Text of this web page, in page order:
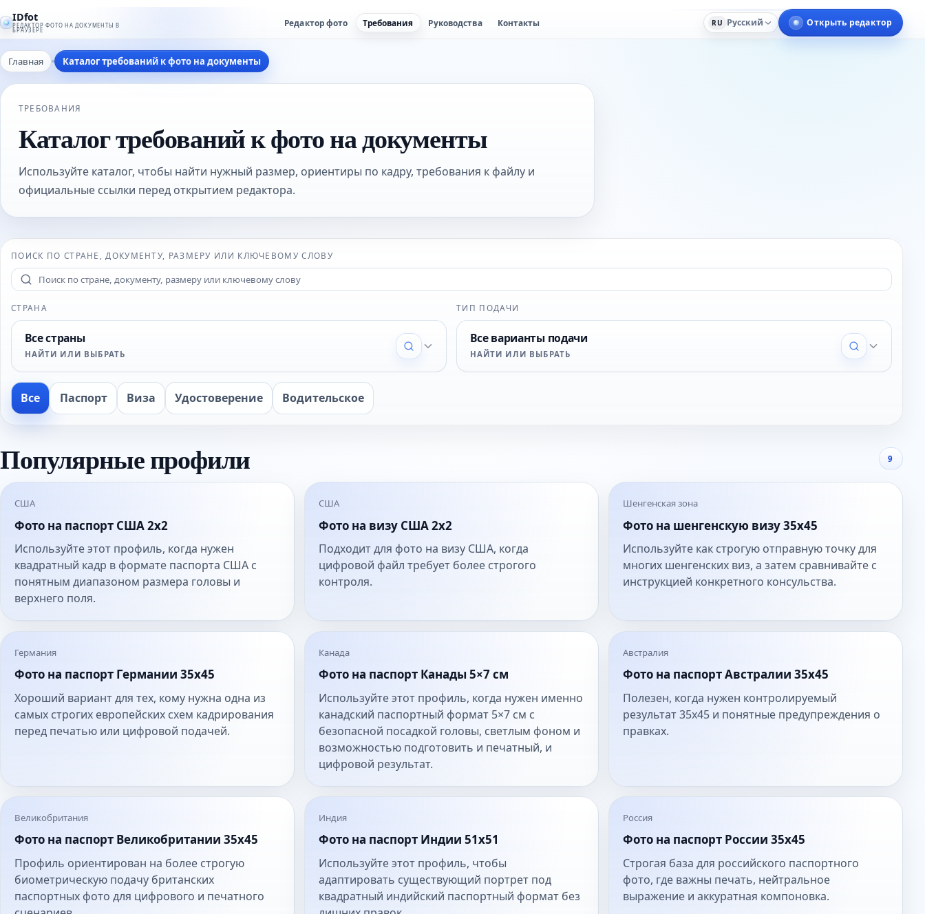
IDfot
РЕДАКТОР ФОТО НА ДОКУМЕНТЫ В
БРАУЗЕРЕ
Требования RU Русский
Главная Каталог требований к фото на документы
Каталог требований к фото на документы
Используйте каталог, чтобы найти нужный размер, ориентиры по кадру, требования к файлу и
официальные ссылки перед открытием редактора.
Все страны
НАЙТИ ИЛИ ВЫБРАТЬ
Все варианты подачи
НАЙТИ ИЛИ ВЫБРАТЬ
Все Паспорт Виза Удостоверение Водительское
Популярные профили
Фото на паспорт США 2x2
Используйте этот профиль, когда нужен
квадратный кадр в формате паспорта США с
понятным диапазоном размера головы и
верхнего поля.
Фото на визу США 2x2
Подходит для фото на визу США, когда
цифровой файл требует более строгого
контроля.
Фото на шенгенскую визу 35x45
Используйте как строгую отправную точку для
многих шенгенских виз, а затем сравнивайте с
инструкцией конкретного консульства.
Фото на паспорт Германии 35x45
Хороший вариант для тех, кому нужна одна из
самых строгих европейских схем кадрирования
перед печатью или цифровой подачей.
Фото на паспорт Канады 5×7 см
Используйте этот профиль, когда нужен именно
канадский паспортный формат 5×7 см с
безопасной посадкой головы, светлым фоном и
возможностью подготовить и печатный, и
цифровой результат.
Фото на паспорт Австралии 35x45
Полезен, когда нужен контролируемый
результат 35x45 и понятные предупреждения о
правках.
Великобритания
Фото на паспорт Великобритании 35x45
Профиль ориентирован на более строгую
биометрическую подачу британских
паспортных фото для цифрового и печатного
сценариев.
Фото на паспорт Индии 51x51
Используйте этот профиль, чтобы
адаптировать существующий портрет под
квадратный индийский паспортный формат без
лишних правок.
Фото на паспорт России 35x45
Строгая база для российского паспортного
фото, где важны печать, нейтральное
выражение и аккуратная компоновка.